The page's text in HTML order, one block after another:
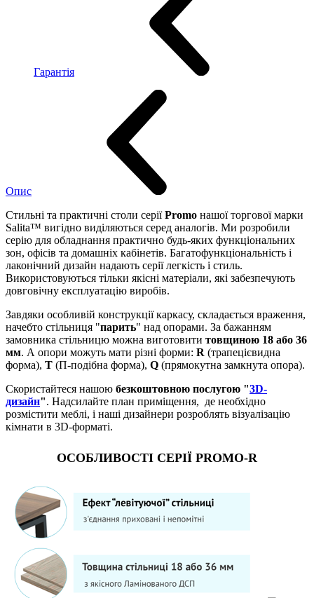
Гарантія
Опис
Стильні та практичні столи серіїPromo нашої торгової марки
Salita™ вигідно виділяються серед аналогів. Ми розробили
серію для обладнання практично будь-яких функціональних
зон, офісів та домашніх кабінетів. Багатофункціональність і
лаконічний дизайн надають серії легкість і стиль.
Використовуються тільки якісні матеріали, які забезпечують
довговічну експлуатацію виробів.
Завдяки особливій конструкції каркасу, складається враження,
начебто стільниця "парить" над опорами. За бажанням
замовника стільницю можна виготовити товщиною 18 або 36
мм. А опори можуть мати різні форми: R (трапецієвидна
форма), Т (П-подібна форма), Q (прямокутна замкнута опора).
Скористайтеся нашою безкоштовною послугою "3D-
дизайн". Надсилайте план приміщення, де необхідно
розмістити меблі, і наші дизайнери розроблять візуалізацію
кімнати в 3D-форматі.
ОСОБЛИВОСТІ СЕРІЇ PROMO-R